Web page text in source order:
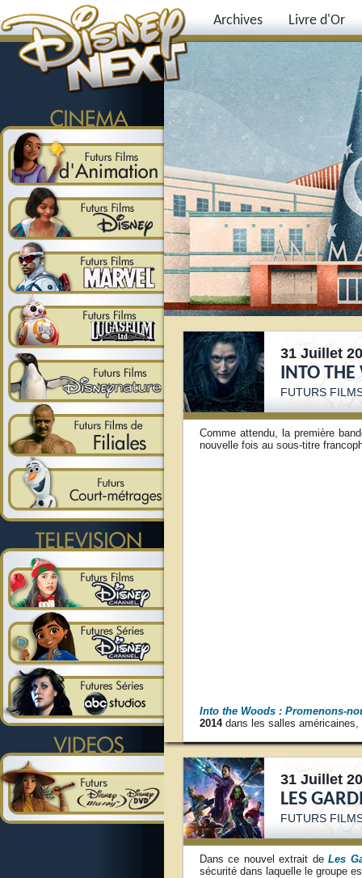
Archives Livre d'Or
31 Juillet
INTO
FUTURS
Comme attendu, la première
nouvelle fois au sous-titre
Into the Woods : Promenons-
2014dans les salles américaines,
31 Juillet
LES
FUTURS
Dans ce nouvel extrait deLes
sécurité dans laquelle le groupe